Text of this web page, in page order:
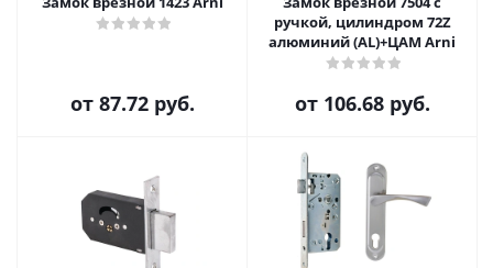
от 87.72 руб.
ручкой, цилиндром 72Z
алюминий (AL)+ЦАМ Arni
от 106.68 руб.